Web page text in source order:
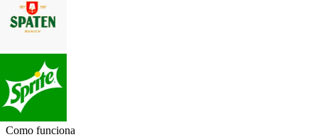
Como funciona